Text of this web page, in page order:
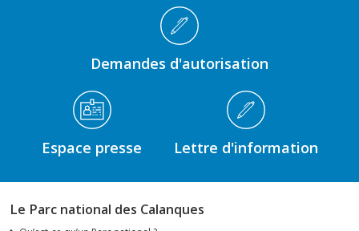
Demandes d'autorisation
Espace presse Lettre d'information
Le Parc national des Calanques